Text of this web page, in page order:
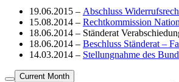
19.06.2015 – Abschluss
15.08.2014 – Rechtkommission
18.06.2014 – Ständerat
18.06.2014 – Beschluss Ständerat –
14.03.2014 – Stellungnahme des
Current Month